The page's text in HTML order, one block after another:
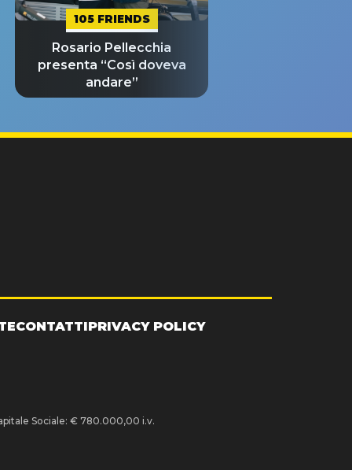
105 FRIENDS
Rosario Pellecchia
presenta “Così doveva
andare”
CONTATTIPRIVACY POLICY
Sociale: € 780.000,00 i.v.